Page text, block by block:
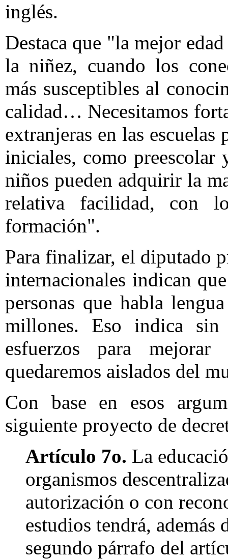
inglés.
Destaca que "la mejor
la niñez, cuando los
más susceptibles al
calidad… Necesitamos
extranjeras en las
iniciales, como
niños pueden adquirir la
relativa facilidad, con
formación".
Para finalizar, el diputado
internacionales indican
personas que habla
millones. Eso indica sin
esfuerzos para
quedaremos aislados del
Con base en esos
siguiente proyecto de
Artículo 7o. La
organismos
autorización o con
estudios tendrá, además
segundo párrafo del